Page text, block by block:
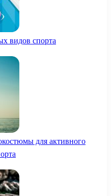
видов спорта
для активного